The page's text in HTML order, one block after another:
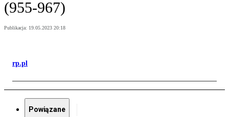
(955-967)
Publikacja: 19.05.2023 20:18
rp.pl
Powiązane